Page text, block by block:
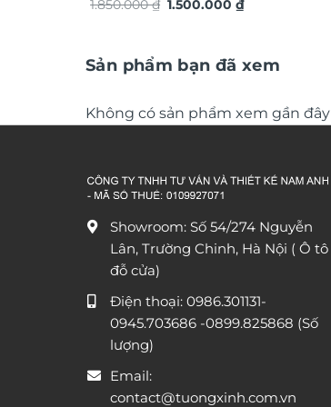
nổi 3D hiệu ứng dát vàng TG4931S
1.850.000₫ Giá
1.500.000₫Giá
Sản phẩm bạn đã xem
Không có sản phẩm xem gần đây
Showroom: Số 54/274 Nguyễn
Lân, Trường Chinh, Hà Nội ( Ô tô
đỗ cửa)
Điện thoại: 0986.301131-
0945.703686 -0899.825868 (Số
lượng)
Email:
contact@tuongxinh.com.vn